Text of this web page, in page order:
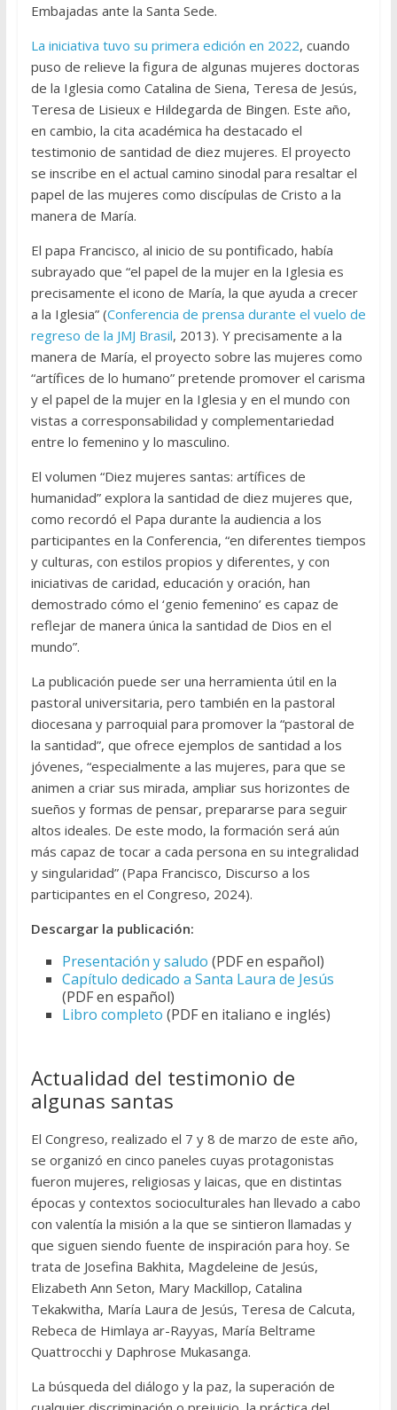
Embajadas ante la Santa Sede.
La iniciativa tuvo su primera edición en 2022, cuando
puso de relieve la figura de algunas mujeres doctoras
de la Iglesia como Catalina de Siena, Teresa de Jesús,
Teresa de Lisieux e Hildegarda de Bingen. Este año,
en cambio, la cita académica ha destacado el
testimonio de santidad de diez mujeres. El proyecto
se inscribe en el actual camino sinodal para resaltar el
papel de las mujeres como discípulas de Cristo a la
manera de María.
El papa Francisco, al inicio de su pontificado, había
subrayado que “el papel de la mujer en la Iglesia es
precisamente el icono de María, la que ayuda a crecer
a la Iglesia” (Conferencia de prensa durante el vuelo de
regreso de la JMJ Brasil, 2013). Y precisamente a la
manera de María, el proyecto sobre las mujeres como
“artífices de lo humano” pretende promover el carisma
y el papel de la mujer en la Iglesia y en el mundo con
vistas a corresponsabilidad y complementariedad
entre lo femenino y lo masculino.
El volumen “Diez mujeres santas: artífices de
humanidad” explora la santidad de diez mujeres que,
como recordó el Papa durante la audiencia a los
participantes en la Conferencia, “en diferentes tiempos
y culturas, con estilos propios y diferentes, y con
iniciativas de caridad, educación y oración, han
demostrado cómo el ‘genio femenino’ es capaz de
reflejar de manera única la santidad de Dios en el
mundo”.
La publicación puede ser una herramienta útil en la
pastoral universitaria, pero también en la pastoral
diocesana y parroquial para promover la “pastoral de
la santidad”, que ofrece ejemplos de santidad a los
jóvenes, “especialmente a las mujeres, para que se
animen a criar sus mirada, ampliar sus horizontes de
sueños y formas de pensar, prepararse para seguir
altos ideales. De este modo, la formación será aún
más capaz de tocar a cada persona en su integralidad
y singularidad” (Papa Francisco, Discurso a los
participantes en el Congreso, 2024).
Descargar la publicación:
Presentación y saludo (PDF en español)
Capítulo dedicado a Santa Laura de Jesús
(PDF en español)
Libro completo (PDF en italiano e inglés)
Actualidad del testimonio de
algunas santas
El Congreso, realizado el 7 y 8 de marzo de este año,
se organizó en cinco paneles cuyas protagonistas
fueron mujeres, religiosas y laicas, que en distintas
épocas y contextos socioculturales han llevado a cabo
con valentía la misión a la que se sintieron llamadas y
que siguen siendo fuente de inspiración para hoy. Se
trata de Josefina Bakhita, Magdeleine de Jesús,
Elizabeth Ann Seton, Mary Mackillop, Catalina
Tekakwitha, María Laura de Jesús, Teresa de Calcuta,
Rebeca de Himlaya ar-Rayyas, María Beltrame
Quattrocchi y Daphrose Mukasanga.
La búsqueda del diálogo y la paz, la superación de